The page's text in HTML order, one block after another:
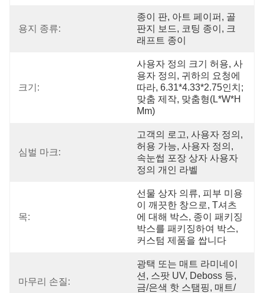
용지 종류:
종이 판, 아트 페이퍼, 골
판지 보드, 코팅 종이, 크
래프트 종이
크기:
사용자 정의 크기 허용, 사
용자 정의, 귀하의 요청에
따라, 6.31*4.33*2.75인치;
맞춤 제작, 맞춤형(L*W*H
Mm)
심벌 마크:
고객의 로고, 사용자 정의,
허용 가능, 사용자 정의,
속눈썹 포장 상자 사용자
정의 개인 라벨
목:
선물 상자 의류, 피부 미용
이 깨끗한 창으로, T셔츠
에 대해 박스, 종이 패키징
박스를 패키징하여 박스,
커스텀 제품을 쌉니다
마무리 손질:
광택 또는 매트 라미네이
션, 스팟 UV, Deboss 등,
금/은색 핫 스탬핑, 매트/